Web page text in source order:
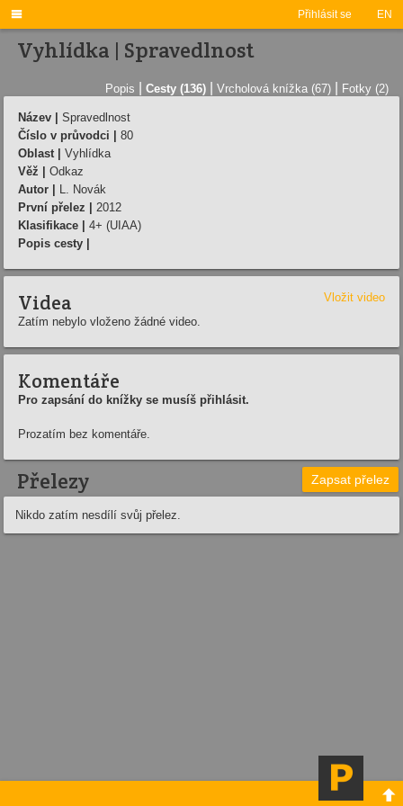
Přihlásit se EN

Vyhlídka | Spravedlnost
Popis Cesty (136) Vrcholová knížka (67) Fotky (2)
Název |
Spravedlnost
Číslo v průvodci |
80
Oblast |
Vyhlídka
Věž |
Odkaz
Autor |
L. Novák
První přelez |
2012
Klasifikace |
4+ (UIAA)
Popis cesty |
Videa
Vložit video
Zatím nebylo vloženo žádné video.
Komentáře
Pro zapsání do knížky se musíš přihlásit.
Prozatím bez komentáře.
Přelezy Zapsat přelez
Nikdo zatím nesdílí svůj přelez.
